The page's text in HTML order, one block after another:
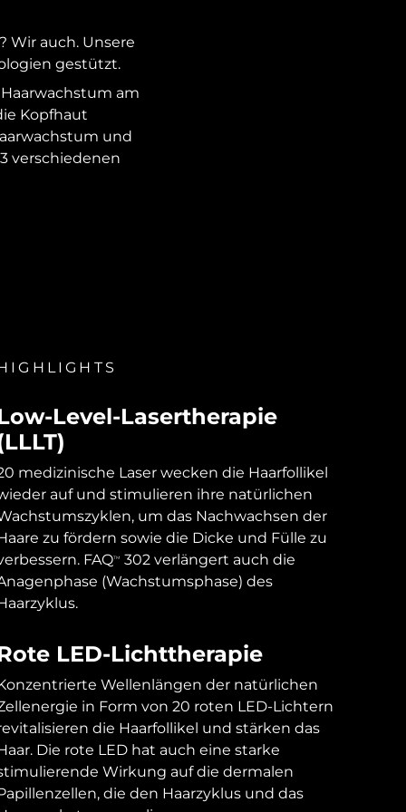
Wir auch. Unsere
gestützt.
am
Kopfhaut
und
verschiedenen
Level-Lasertherapie
medizinische Laser wecken die Haarfollikel
auf und stimulieren ihre natürlichen
um das Nachwachsen der
zu fördern sowie die Dicke und Fülle zu
FAQTM
302 verlängert auch die
(Wachstumsphase) des
LED-Lichttherapie
Wellenlängen der natürlichen
in Form von 20 roten LED-Lichtern
die Haarfollikel und stärken das
Die rote LED hat auch eine starke
Wirkung auf die dermalen
die den Haarzyklus und das